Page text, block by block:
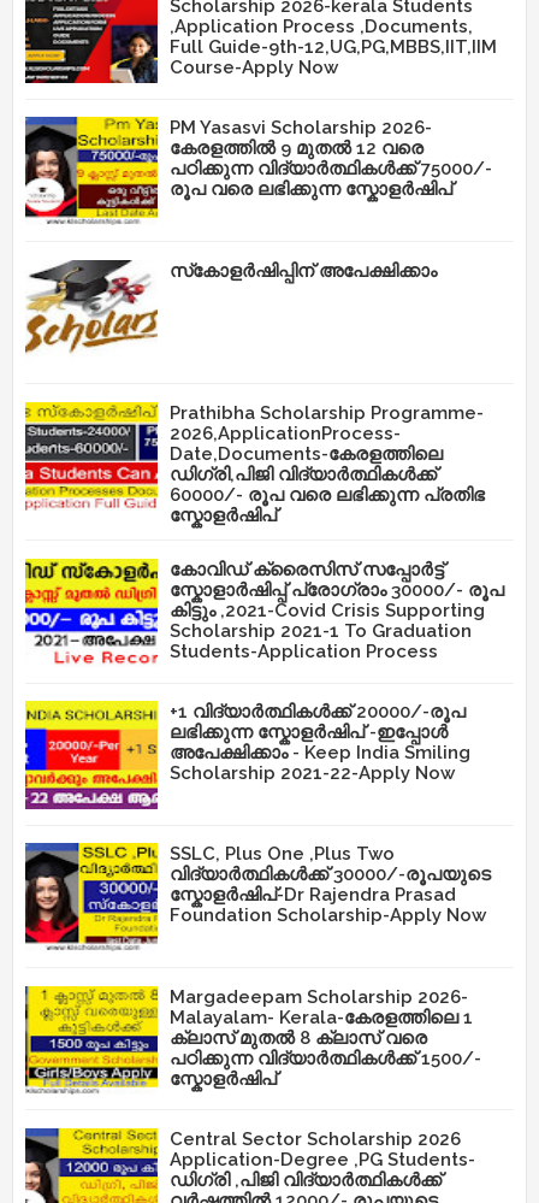
Scholarship 2026-kerala Students
,Application Process ,Documents,
Full Guide-9th-12,UG,PG,MBBS,IIT,IIM
Course-Apply Now
PM Yasasvi Scholarship 2026-
കേരളത്തിൽ 9 മുതൽ 12 വരെ
പഠിക്കുന്ന വിദ്യാർത്ഥികൾക്ക് 75000/-
രൂപ വരെ ലഭിക്കുന്ന സ്കോളർഷിപ്
സ്‌കോളർഷിപ്പിന് അപേക്ഷിക്കാം
Prathibha Scholarship Programme-
2026,ApplicationProcess-
Date,Documents-കേരളത്തിലെ
ഡിഗ്രി,പിജി വിദ്യാർത്ഥികൾക്ക്
60000/- രൂപ വരെ ലഭിക്കുന്ന പ്രതിഭ
സ്കോളർഷിപ്
കോവിഡ് ക്രൈസിസ് സപ്പോർട്ട്
സ്കോളാർഷിപ്പ് പ്രോഗ്രാം 30000/- രൂപ
കിട്ടും ,2021-Covid Crisis Supporting
Scholarship 2021-1 To Graduation
Students-Application Process
+1 വിദ്യാർത്ഥികൾക്ക് 20000/-രൂപ
ലഭിക്കുന്ന സ്കോളർഷിപ് -ഇപ്പോൾ
അപേക്ഷിക്കാം - Keep India Smiling
Scholarship 2021-22-Apply Now
SSLC, Plus One ,Plus Two
വിദ്യാർത്ഥികൾക്ക് 30000/-രൂപയുടെ
സ്കോളർഷിപ്-Dr Rajendra Prasad
Foundation Scholarship-Apply Now
Margadeepam Scholarship 2026-
Malayalam- Kerala-കേരളത്തിലെ 1
ക്ലാസ് മുതൽ 8 ക്ലാസ് വരെ
പഠിക്കുന്ന വിദ്യാർത്ഥികൾക്ക് 1500/-
സ്കോളർഷിപ്
Central Sector Scholarship 2026
Application-Degree ,PG Students-
ഡിഗ്രി ,പിജി വിദ്യാർത്ഥികൾക്ക്